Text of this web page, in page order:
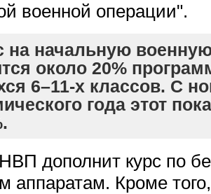
военной операции".
на начальную
около 20%
6–11-х классов. С
года этот
дополнит курс по
аппаратам. Кроме